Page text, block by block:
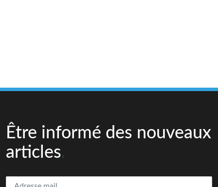
Être informé des nouveaux
articles